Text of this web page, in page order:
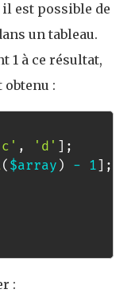
il est possible de
un tableau.
1 à ce résultat,
:
, 'd' ] ;
( $array ) - 1 ] ;
: